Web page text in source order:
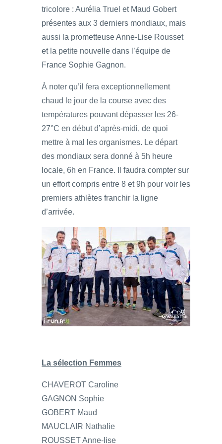
tricolore : Aurélia Truel et Maud Gobert
présentes aux 3 derniers mondiaux, mais
aussi la prometteuse Anne-Lise Rousset
et la petite nouvelle dans l’équipe de
France Sophie Gagnon.
À noter qu’il fera exceptionnellement
chaud le jour de la course avec des
températures pouvant dépasser les 26-
27°C en début d’après-midi, de quoi
mettre à mal les organismes. Le départ
des mondiaux sera donné à 5h heure
locale, 6h en France. Il faudra compter sur
un effort compris entre 8 et 9h pour voir les
premiers athlètes franchir la ligne
d’arrivée.
La sélection Femmes
CHAVEROT Caroline
GAGNON Sophie
GOBERT Maud
MAUCLAIR Nathalie
ROUSSET Anne-lise